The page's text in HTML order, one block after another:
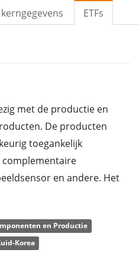
ETFs
met de productie en
De producten
toegankelijk
complementaire
en andere. Het
oktober 1949 en heeft zijn
en Productie
Korea